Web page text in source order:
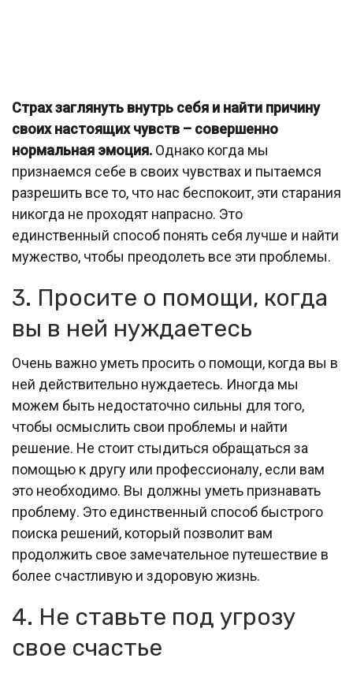
Страх заглянуть внутрь себя и найти причину
своих настоящих чувств – совершенно
нормальная эмоция. Однако когда мы
признаемся себе в своих чувствах и пытаемся
разрешить все то, что нас беспокоит, эти старания
никогда не проходят напрасно. Это
единственный способ понять себя лучше и найти
мужество, чтобы преодолеть все эти проблемы.
3. Просите о помощи, когда
вы в ней нуждаетесь
Очень важно уметь просить о помощи, когда вы в
ней действительно нуждаетесь. Иногда мы
можем быть недостаточно сильны для того,
чтобы осмыслить свои проблемы и найти
решение. Не стоит стыдиться обращаться за
помощью к другу или профессионалу, если вам
это необходимо. Вы должны уметь признавать
проблему. Это единственный способ быстрого
поиска решений, который позволит вам
продолжить свое замечательное путешествие в
более счастливую и здоровую жизнь.
4. Не ставьте под угрозу
свое счастье